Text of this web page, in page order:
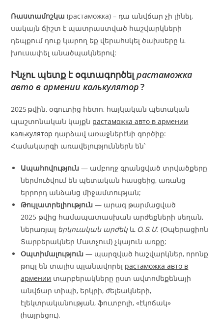
Ռաստամոշկա (растаможка) – դա անվճար չի լինել,
սակայն ճիշտ է պատրաստված հաշվարկների
դեպքում դուք կարող եք վերահսկել ծախսերը և
խուսափել անածպակներով:
Ինչու պետք է օգտագործելрастаможка
авто в армении калькулятор?
2025 թվին, օգուտից հետո, հայկական պետական
պաշտոնական կայքն растаможка авто в армении
калькулятор դարձավ առաջներէնի գործիք:
Համակարգի առավելություններն են՝
Ապահովություն — ամբողջ գրանցված տրվածքերը
ներմուծվում են պետական հասցեից, առանց
երրորդ անձանց միջամտության;
Թույլատրելիություն — արագ թարմացված
2025 թվից համապատասխան արժեքների սեղան,
ներառյալ երկուական արժեկև Օ.Տ.Մ. (Օպերացիոն
Տարբերակներ Մատչում) չկայուն առքը;
Օպտիմալություն — պարզված հաշվարկներ, որոնք
թույլ են տալիս պլանավորել растаможка авто в
армении տարբերակները ըստ ավտոմեքենայի
անվճար տիպի, երկրի, ժելեակների,
էլեկտրականության, ֆուտբոլի, «էկոճակ»
(հայրեցու).